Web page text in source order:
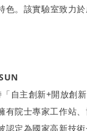
。該實驗室致力
自主創新+開放創
院士專家工作站
定為國家高新技